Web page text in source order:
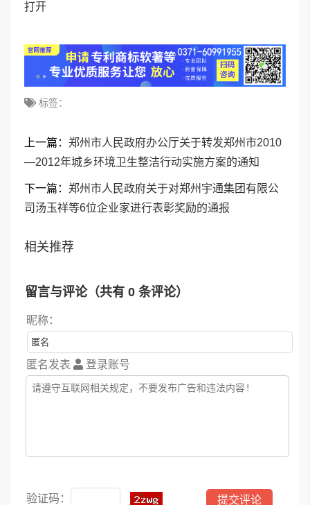
打开
标签：
上一篇： 郑州市人民政府办公厅关于转发郑州市2010
—2012年城乡环境卫生整洁行动实施方案的通知
下一篇： 郑州市人民政府关于对郑州宇通集团有限公
司汤玉祥等6位企业家进行表彰奖励的通报
相关推荐
留言与评论（共有 0 条评论）
昵称：
匿名发表 登录账号
验证码：